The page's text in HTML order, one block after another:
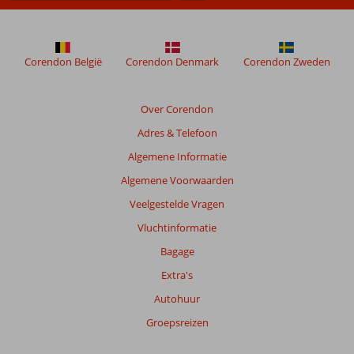
niet
weergegeven
om
Over Corendon
Adres & Telefoon
Algemene Informatie
Algemene Voorwaarden
Veelgestelde Vragen
Vluchtinformatie
Bagage
Extra's
Autohuur
Groepsreizen
Corendon België Corendon Denmark Corendon Zweden